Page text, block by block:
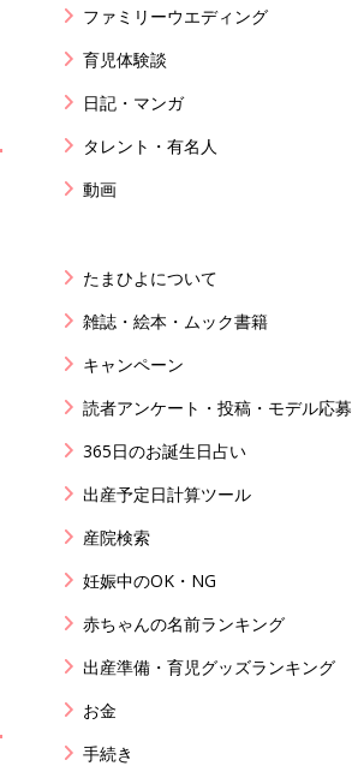
ファミリーウエディング
育児体験談
日記・マンガ
タレント・有名人
動画
たまひよについて
雑誌・絵本・ムック書籍
キャンペーン
読者アンケート・投稿・モデル応募
365日のお誕生日占い
出産予定日計算ツール
産院検索
妊娠中のOK・NG
赤ちゃんの名前ランキング
出産準備・育児グッズランキング
お金
手続き